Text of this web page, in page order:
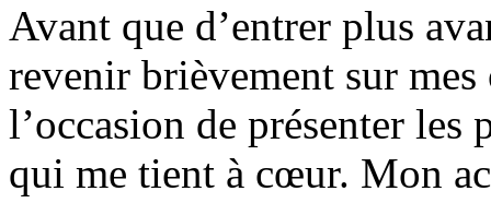
Avant que d’entrer plus
revenir brièvement sur
l’occasion de présenter les
qui me tient à cœur. Mon